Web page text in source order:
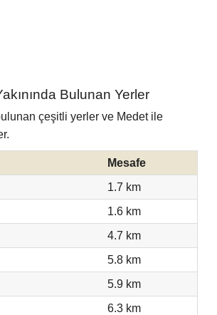
Bulunan Yerler
çeşitli yerler ve Medet ile
Mesafe
1.7 km
1.6 km
4.7 km
5.8 km
5.9 km
6.3 km